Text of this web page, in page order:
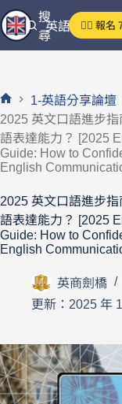
跳
至
主
容
英語分享論壇
搜
尋
👉🏻 報
首
頁
1-英語分享論壇
2025 英文口語進步指
語表達能力？ [2025
Guide: How to
English
2025 英文口語進步指
語表達能力？ [2025
Guide: How to
English
英商劍橋
更新：2025 年